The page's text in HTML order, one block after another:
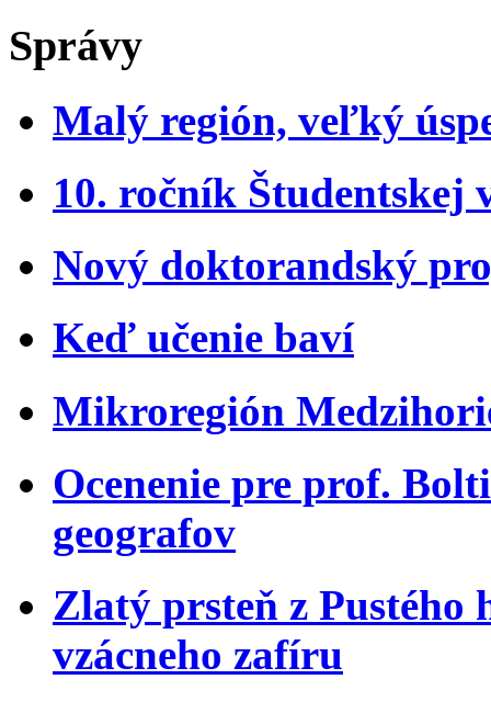
Správy
Malý región, veľký
10. ročník Študentskej
Nový doktorandský
Keď učenie baví
Mikroregión
Ocenenie pre prof.
geografov
Zlatý prsteň z Pustého
vzácneho zafíru